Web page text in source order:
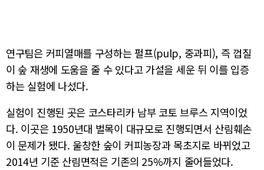
연구팀은 커피열매를 구성하는 펄프(pulp, 중과피), 즉 껍질
이 숲 재생에 도움을 줄 수 있다고 가설을 세운 뒤 이를 입증
하는 실험에 나섰다.
실험이 진행된 곳은 코스타리카 남부 코토 브루스 지역이었
다. 이곳은 1950년대 벌목이 대규모로 진행되면서 산림훼손
이 문제가 됐다. 울창한 숲이 커피농장과 목초지로 바뀌었고
2014년 기준 산림면적은 기존의 25%까지 줄어들었다.